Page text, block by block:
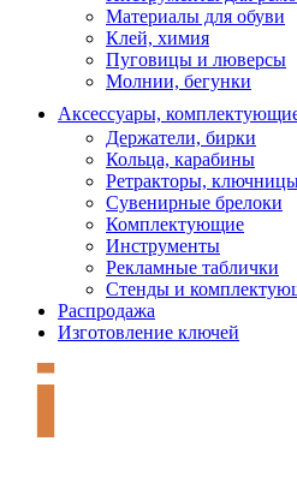
Материалы для обуви
Клей, химия
Пуговицы и люверсы
Молнии, бегунки
Аксессуары,
Держатели, бирки
Кольца, карабины
Ретракторы,
Сувенирные брелоки
Комплектующие
Инструменты
Рекламные таблички
Стенды и
Распродажа
Изготовление ключей